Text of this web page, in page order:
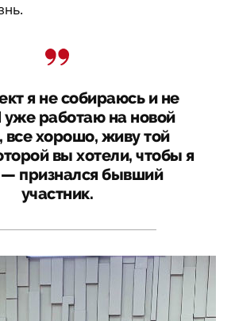
я не собираюсь и не
уже работаю на новой
все хорошо, живу той
вы хотели, чтобы я
признался бывший
участник.